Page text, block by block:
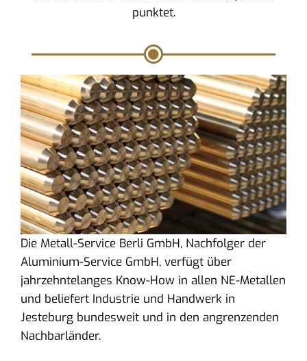
punktet.
Die Metall-Service Berli GmbH, Nachfolger der
Aluminium-Service GmbH, verfügt über
jahrzehntelanges Know-How in allen NE-Metallen
und beliefert Industrie und Handwerk in
Jesteburg bundesweit und in den angrenzenden
Nachbarländer.